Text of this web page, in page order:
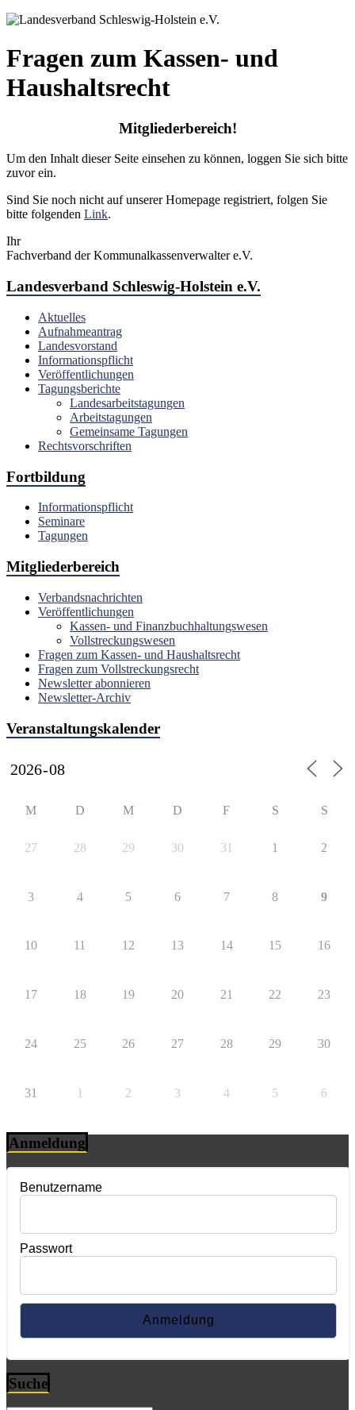
Fragen zum Kassen- und
Haushaltsrecht
Mitgliederbereich!
Um den Inhalt dieser Seite einsehen zu können, loggen Sie sich bitte
zuvor ein.
Sind Sie noch nicht auf unserer Homepage registriert, folgen Sie
bitte folgenden Link.
Ihr
Fachverband der Kommunalkassenverwalter e.V.
Landesverband Schleswig-Holstein e.V.
Aktuelles
Aufnahmeantrag
Landesvorstand
Informationspflicht
Veröffentlichungen
Tagungsberichte
Landesarbeitstagungen
Arbeitstagungen
Gemeinsame Tagungen
Rechtsvorschriften
Fortbildung
Informationspflicht
Seminare
Tagungen
Mitgliederbereich
Verbandsnachrichten
Veröffentlichungen
Kassen- und Finanzbuchhaltungswesen
Vollstreckungswesen
Fragen zum Kassen- und Haushaltsrecht
Fragen zum Vollstreckungsrecht
Newsletter abonnieren
Newsletter-Archiv
Veranstaltungskalender
M D M D F S S
27 28 29 30 31 1 2
3 4 5 6 7 8 9
10 11 12 13 14 15 16
17 18 19 20 21 22 23
24 25 26 27 28 29 30
31 1 2 3 4 5 6
Anmeldung
Benutzername
Passwort
Suche